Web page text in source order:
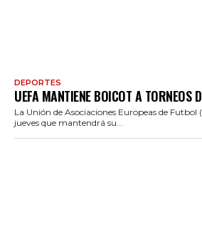
DEPORTES
UEFA MANTIENE BOICOT A TORNEOS
La Unión de Asociaciones Europeas de Futbol
jueves que mantendrá su...